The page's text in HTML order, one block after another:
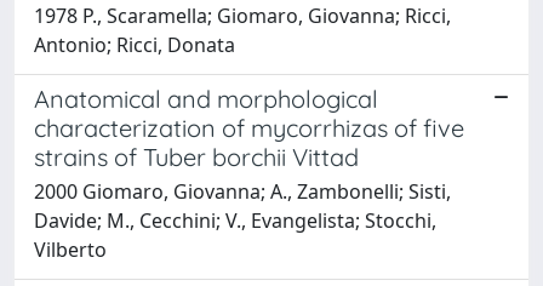
1978 P., Scaramella; Giomaro, Giovanna; Ricci,
Antonio; Ricci, Donata
Anatomical and morphological
characterization of mycorrhizas of five
strains of Tuber borchii Vittad
2000 Giomaro, Giovanna; A., Zambonelli; Sisti,
Davide; M., Cecchini; V., Evangelista; Stocchi,
Vilberto